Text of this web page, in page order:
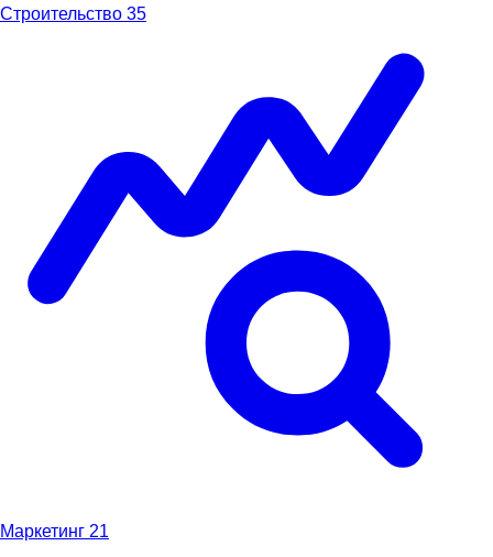
Строительство 35
Маркетинг 21